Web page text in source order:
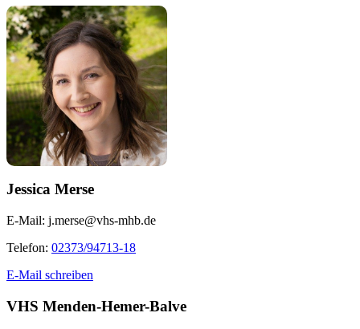
Jessica Merse
E-Mail: j.merse@vhs-mhb.de
Telefon: 02373/94713-18
E-Mail schreiben
VHS Menden-Hemer-Balve